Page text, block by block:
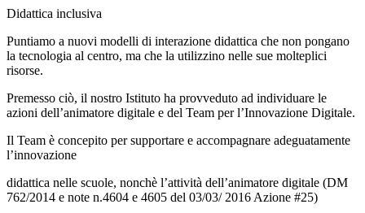
Didattica inclusiva
Puntiamo a nuovi modelli di interazione didattica che non pongano
la tecnologia al centro, ma che la utilizzino nelle sue molteplici
risorse.
Premesso ciò, il nostro Istituto ha provveduto ad individuare le
azioni dell’animatore digitale e del Team per l’Innovazione Digitale.
Il Team è concepito per supportare e accompagnare adeguatamente
l’innovazione
didattica nelle scuole, nonchè l’attività dell’animatore digitale (DM
762/2014 e note n.4604 e 4605 del 03/03/ 2016 Azione #25)